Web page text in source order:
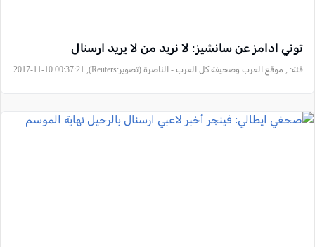
توني ادامز عن سانشيز: لا نريد من لا يريد ارسنال
فئة: , موقع العرب وصحيفة كل العرب - الناصرة (تصوير:Reuters), 2017-11-10 00:37:21